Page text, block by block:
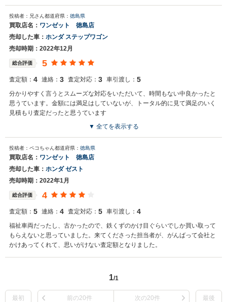
投稿者：兄さん都道府県： 徳島県
買取店名： ワンゼット 徳島店
売却した車： ホンダ ステップワゴン
売却時期：2022年12月
総合評価 5
査定額： 4 連絡： 3 査定対応： 3 車引渡し： 5
分かりやすく言うとスムーズな対応をいただいて、時間もない中良かったと
思うています。金額には満足はしていないが、トータル的に見て満足のいく
見積もり査定だったと思うています
▼ 全てを表示する
投稿者：ペコちゃん都道府県： 徳島県
買取店名： ワンゼット 徳島店
売却した車： ホンダ ゼスト
売却時期：2022年1月
総合評価 4
査定額： 5 連絡： 4 査定対応： 5 車引渡し： 4
福祉車両だったし、古かったので、鉄くずのかけ目ぐらいでしか買い取って
もらえないと思っていました。来てくださった担当者が、がんばって会社と
かけあってくれて、思いがけない査定額となりました。
1/1
最初 前の20件 次の20件 最後